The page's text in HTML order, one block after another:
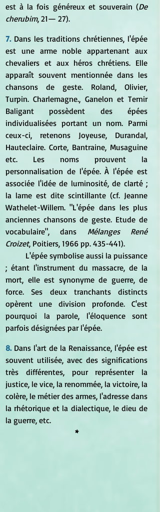
est à la fois généreux et souverain (De
cherubim, 21— 27).
7. Dans les traditions chrétiennes, l'épée
est une arme noble appartenant aux
chevaliers et aux héros chrétiens. Elle
apparaît souvent mentionnée dans les
chansons de geste. Roland, Olivier,
Turpin. Charlemagne., Ganelon et Ternir
Baligant possèdent des épées
individualisées portant un nom. Parmi
ceux-ci, retenons Joyeuse, Durandal,
Hauteclaire. Corte, Bantraine, Musaguine
etc. Les noms prouvent la
personnalisation de l'épée. À l'épée est
associée l'idée de luminosité, de clarté ;
la lame est dite scintillante (cf. Jeanne
Wathelet-Willem. "L'épée dans les plus
anciennes chansons de geste. Etude de
vocabulaire", dans Mélanges René
Croizet, Poitiers, 1966 pp. 435-441).
; étant l'instrument du massacre, de la
mort, elle est synonyme de guerre, de
force. Ses deux tranchants distincts
opèrent une division profonde. C'est
pourquoi la parole, l'éloquence sont
parfois désignées par l'épée.
8. Dans l'art de la Renaissance, l'épée est
souvent utilisée, avec des significations
très différentes, pour représenter la
justice, le vice, la renommée, la victoire, la
colère, le métier des armes, l'adresse dans
la rhétorique et la dialectique, le dieu de
la guerre, etc.
*